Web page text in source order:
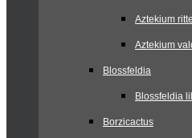
Aztekium
Aztekium
Blossfeldia
Blossfeldia
Borzicactus